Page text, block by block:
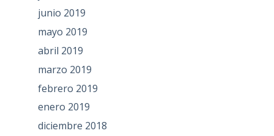
junio 2019
mayo 2019
abril 2019
marzo 2019
febrero 2019
enero 2019
diciembre 2018